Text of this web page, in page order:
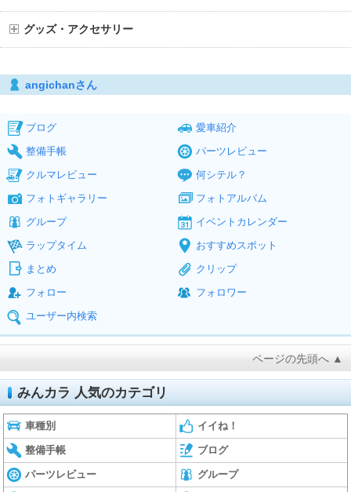
グッズ・アクセサリー
angichanさん
ブログ
愛車紹介
整備手帳
パーツレビュー
クルマレビュー
何シテル？
フォトギャラリー
フォトアルバム
グループ
イベントカレンダー
ラップタイム
おすすめスポット
まとめ
クリップ
フォロー
フォロワー
ユーザー内検索
ページの先頭へ ▲
みんカラ 人気のカテゴリ
車種別 イイね！
整備手帳 ブログ
パーツレビュー グループ